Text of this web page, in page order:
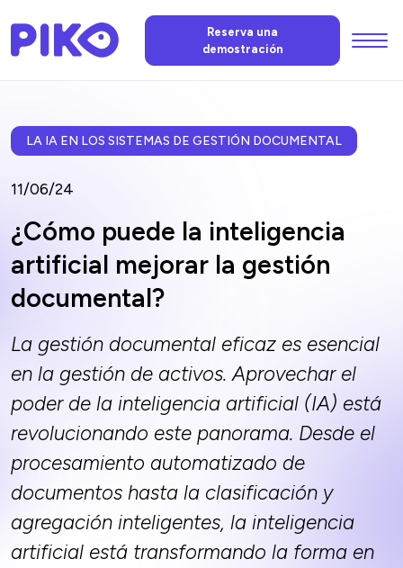
Reserva una
demostración
LA IA EN LOS SISTEMAS DE GESTIÓN DOCUMENTAL
11/06/24
¿Cómo puede la inteligencia
artificial mejorar la gestión
documental?
La gestión documental eficaz es esencial
en la gestión de activos. Aprovechar el
poder de la inteligencia artificial (IA) está
revolucionando este panorama. Desde el
procesamiento automatizado de
documentos hasta la clasificación y
agregación inteligentes, la inteligencia
artificial está transformando la forma en
La IA de PIKO
Noticias
Contáctenos